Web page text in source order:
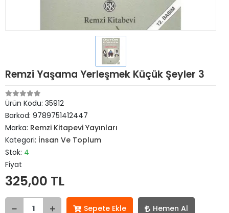
Remzi Yaşama Yerleşmek Küçük Şeyler 3
Ürün Kodu: 35912
Barkod: 9789751412447
Marka: Remzi Kitapevi Yayınları
Kategori: İnsan Ve Toplum
Stok: 4
Fiyat
325,00 TL
Sepete Ekle Hemen Al